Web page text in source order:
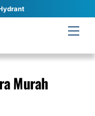
Murah